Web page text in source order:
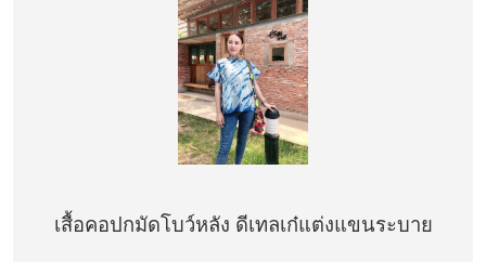
เสื้อคอปกมัดโบว์หลัง ดีเทลเก๋แต่งแขนระบาย